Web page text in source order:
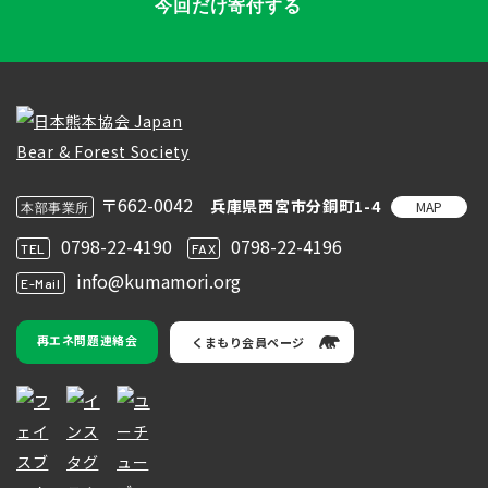
今回だけ寄付する
本部事業所 〒662-0042 兵庫県西宮市分銅町1-4 MAP
TEL 0798-22-4190 FAX 0798-22-4196
E-Mail info@kumamori.org
再エネ問題連絡会 くまもり会員ページ